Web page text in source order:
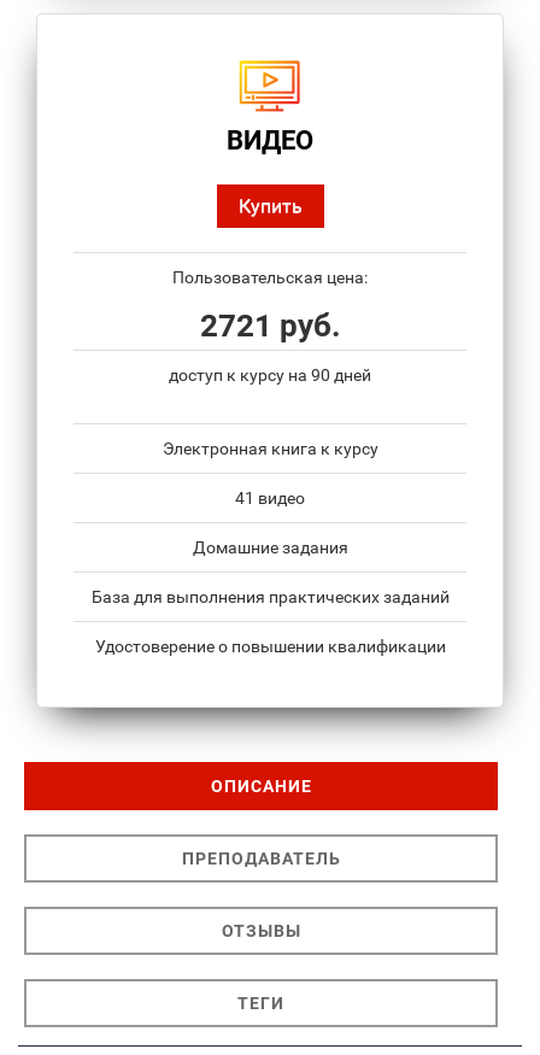
ВИДЕО
Купить
Пользовательская цена:
2721 руб.
доступ к курсу на 90 дней
Электронная книга к курсу
41 видео
Домашние задания
База для выполнения практических заданий
Удостоверение о повышении квалификации
ОПИСАНИЕ
ПРЕПОДАВАТЕЛЬ
ОТЗЫВЫ
ТЕГИ